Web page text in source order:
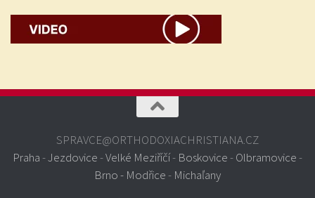
SPRAVCE@ORTHODOXIACHRISTIANA.CZ
Praha-Jezdovice-Velké Meziříčí- Boskovice-Olbramovice-
Brno - Modřice- Michaľany